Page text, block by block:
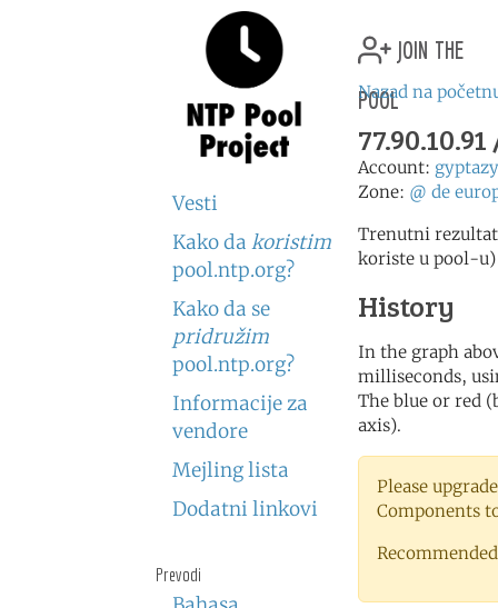
Vesti
Kako da koristim
pool.ntp.org?
Kako da se
pridružim
pool.ntp.org?
Informacije za
vendore
Mejling lista
Dodatni linkovi
Prevodi
join the
pool
Nazad na
Account: gyptazy
Zone: @ de
Trenutni
koriste u pool-u)
History
In the graph
milliseconds,
The blue or red
axis).
Please
Components